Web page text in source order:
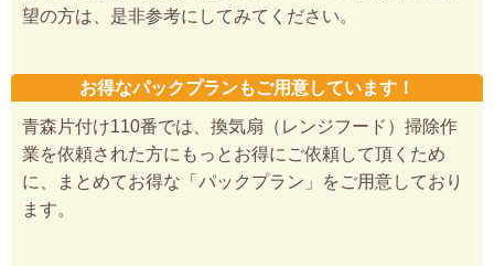
望の方は、是非参考にしてみてください。
お得なパックプランもご用意しています！
青森片付け110番では、換気扇（レンジフード）掃除作
業を依頼された方にもっとお得にご依頼して頂くため
に、まとめてお得な「パックプラン」をご用意しており
ます。